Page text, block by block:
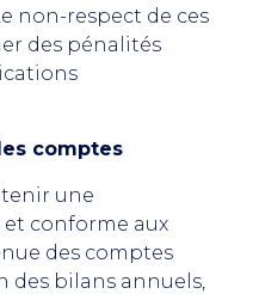
non-respect de ces
des pénalités
comptes
tenir une
conforme aux
des comptes
des bilans annuels,